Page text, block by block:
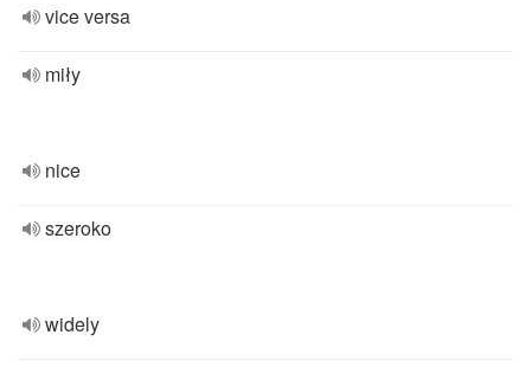
vice versa
miły
nice
szeroko
widely